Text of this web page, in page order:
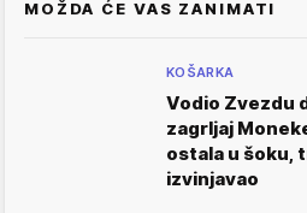
MOŽDA ĆE VAS ZANIMATI
KOŠARKA
Vodio Zvezdu
zagrljaj
ostala u šoku,
izvinjavao